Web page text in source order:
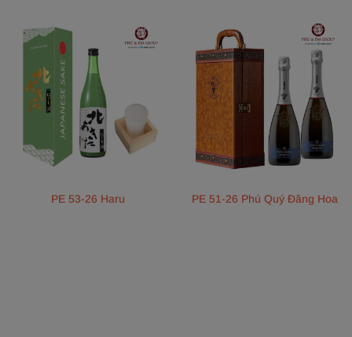
PE 53-26 Haru PE 51-26 Phú Quý Đăng Hoa